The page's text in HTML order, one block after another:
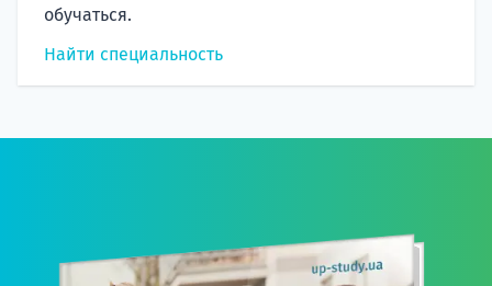
обучаться.
Найти специальность